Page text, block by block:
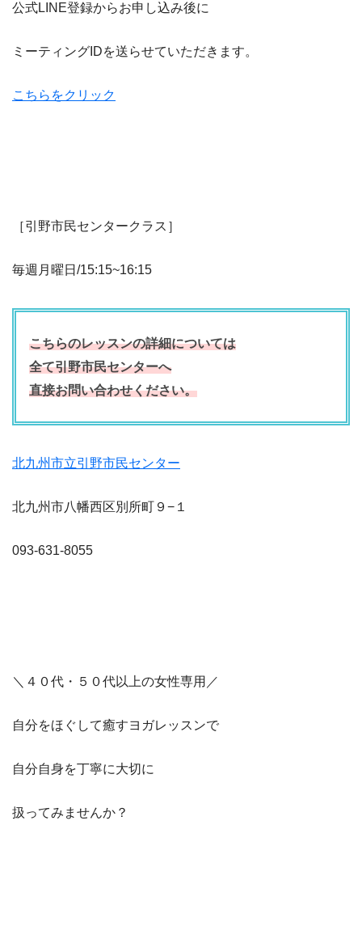
公式LINE登録からお申し込み後に
ミーティングIDを送らせていただきます。
こちらをクリック
［引野市民センタークラス］
毎週月曜日/15:15~16:15
こちらのレッスンの詳細については
全て引野市民センターへ
直接お問い合わせください。
北九州市立引野市民センター
北九州市八幡西区別所町９−１
093-631-8055
＼４０代・５０代以上の女性専用／
自分をほぐして癒すヨガレッスンで
自分自身を丁寧に大切に
扱ってみませんか？